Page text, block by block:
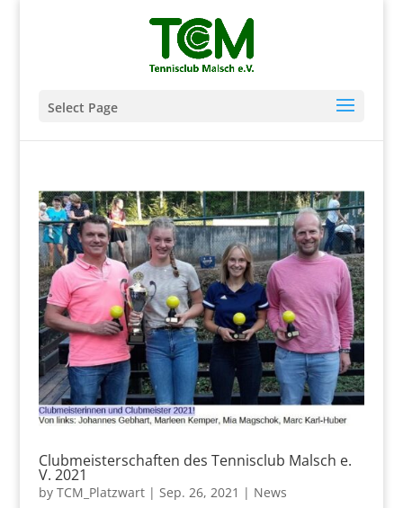
Select Page
Clubmeisterschaften des Tennisclub Malsch e.
V. 2021
by TCM_Platzwart| Sep. 26, 2021 | News